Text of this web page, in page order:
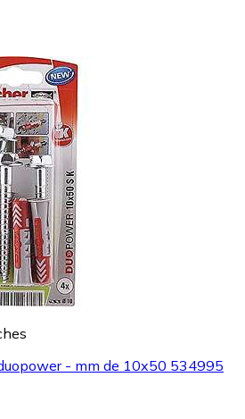
- mm de 10x50 534995